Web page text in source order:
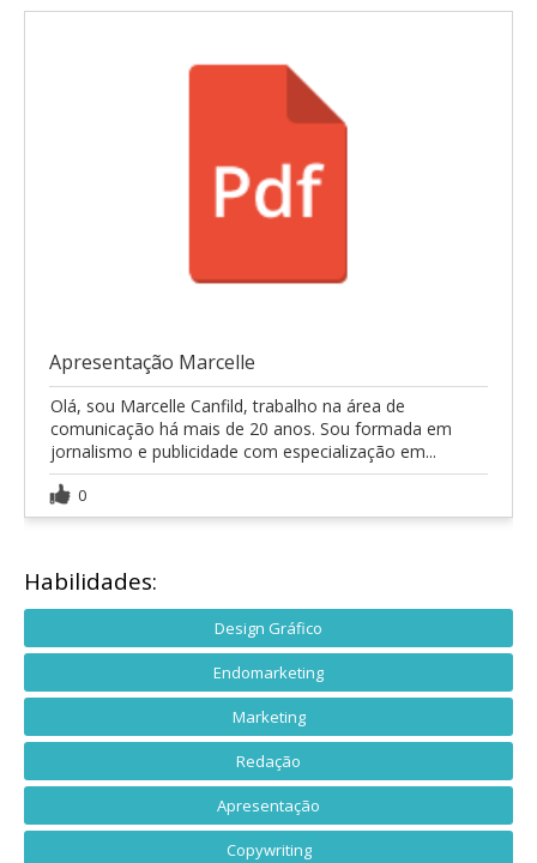
Apresentação Marcelle
Olá, sou Marcelle Canfild, trabalho na área de
comunicação há mais de 20 anos. Sou formada em
jornalismo e publicidade com especialização em...
0
Habilidades:
Design Gráfico
Endomarketing
Marketing
Redação
Apresentação
Copywriting